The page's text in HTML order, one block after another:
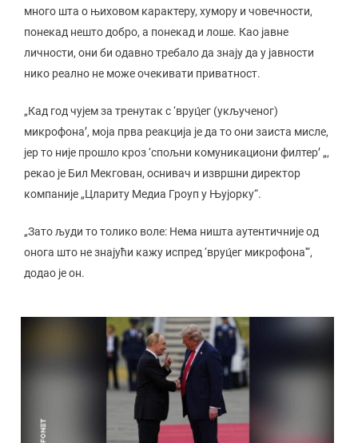
много шта о њиховом карактеру, хумору и човечности,
понекад нешто добро, а понекад и лоше. Као јавне
личности, они би одавно требало да знају да у јавности
нико реално не може очекивати приватност.
„Кад год чујем за тренутак с ‘вруц́ег (укљученог)
микрофона’, моја прва реакција је да то они заиста мисле,
јер то није прошло кроз ‘спољни комуникациони филтер’ „,
рекао је Бил Мекгован, оснивач и извршни директор
компаније „Цларитy Медиа Гроуп у Њујорку“.
„Зато људи то толико воле: Нема ништа аутентичније од
онога што не знајући кажу испред ‘вруц́ег микрофона'“,
додао је он.